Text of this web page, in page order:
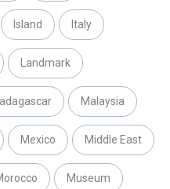
Island Italy
Landmark
Malaysia
Mexico Middle East
Museum